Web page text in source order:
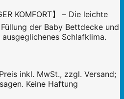
KOMFORT】 – Die leichte
der Baby Bettdecke und
Schlafklima.
Preis inkl. MwSt., zzgl. Versand;
Keine Haftung